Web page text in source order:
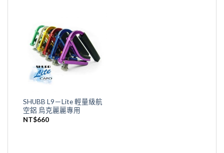
SHUBB L9－Lite 輕量級航
空鋁 烏克麗麗專用
NT$660